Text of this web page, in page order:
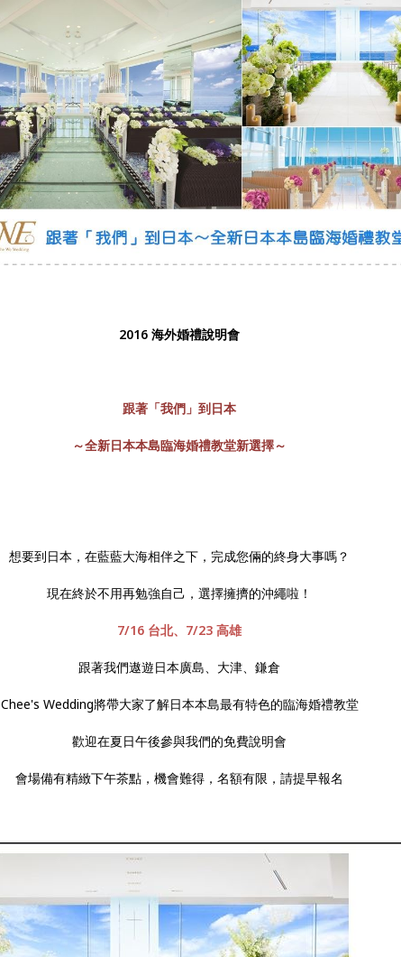
2016 海外婚禮說明會
跟著「我們」到日本
～全新日本本島臨海婚禮教堂新選擇～
想要到日本，在藍藍大海相伴之下，完成您倆的終身大事嗎？
現在終於不用再勉強自己，選擇擁擠的沖繩啦！
7/16 台北、7/23 高雄
跟著我們遨遊日本廣島、大津、鎌倉
Chee's Wedding將帶大家了解日本本島最有特色的臨海婚禮教堂
歡迎在夏日午後參與我們的免費說明會
會場備有精緻下午茶點，機會難得，名額有限，請提早報名